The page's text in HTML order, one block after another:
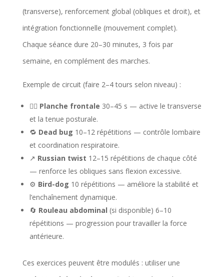
(transverse), renforcement global (obliques et droit), et
intégration fonctionnelle (mouvement complet).
Chaque séance dure 20–30 minutes, 3 fois par
semaine, en complément des marches.
Exemple de circuit (faire 2–4 tours selon niveau) :
🏋️‍♀️ Planche frontale 30–45 s — active le transverse
et la tenue posturale.
🔁 Dead bug 10–12 répétitions — contrôle lombaire
et coordination respiratoire.
↗️ Russian twist 12–15 répétitions de chaque côté
— renforce les obliques sans flexion excessive.
⚙️ Bird-dog 10 répétitions — améliore la stabilité et
l’enchaînement dynamique.
🔄 Rouleau abdominal (si disponible) 6–10
répétitions — progression pour travailler la force
antérieure.
Ces exercices peuvent être modulés : utiliser une